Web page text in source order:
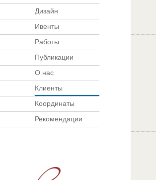
Дизайн
Ивенты
Работы
Публикации
О нас
Клиенты
Координаты
Рекомендации